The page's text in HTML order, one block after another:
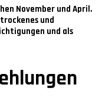
November und April.
und
und als